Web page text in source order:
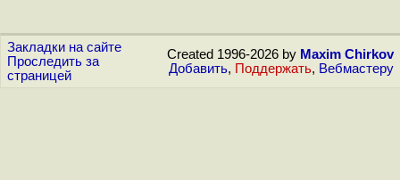
Закладки на сайте
Проследить за
страницей
Created 1996-2026 by Maxim Chirkov
Добавить, Поддержать, Вебмастеру